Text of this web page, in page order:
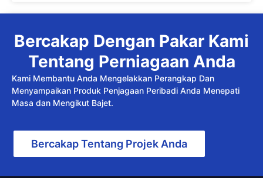
Bercakap Dengan Pakar Kami
Tentang Perniagaan Anda
Kami Membantu Anda Mengelakkan Perangkap Dan
Menyampaikan Produk Penjagaan Peribadi Anda Menepati
Masa dan Mengikut Bajet.
Bercakap Tentang Projek Anda